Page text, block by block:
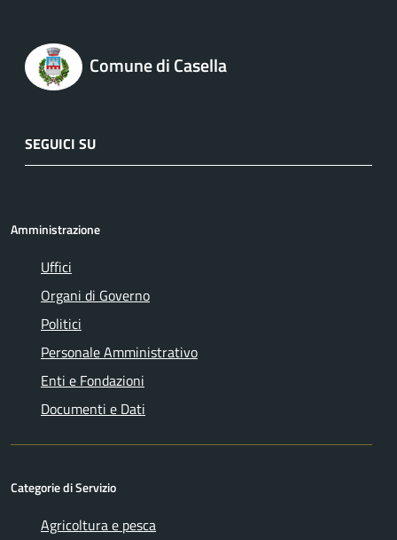
Comune di Casella
SEGUICI SU
Amministrazione
Uffici
Organi di Governo
Politici
Personale Amministrativo
Enti e Fondazioni
Documenti e Dati
Categorie di Servizio
Agricoltura e pesca